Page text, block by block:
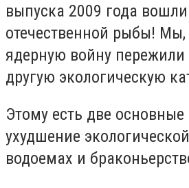
выпуска 2009 года
отечественной рыбы!
ядерную войну
другую экологическую
Этому есть две
ухудшение
водоемах и